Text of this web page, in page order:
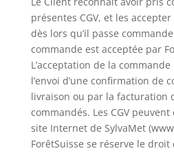
présentes CGV, et les
dès lors qu’il passe
commande est acceptée par
L’acceptation de la
l’envoi d’une confirmation de
livraison ou par la facturation
commandés. Les CGV
site Internet de SylvaMet
ForêtSuisse se réserve le